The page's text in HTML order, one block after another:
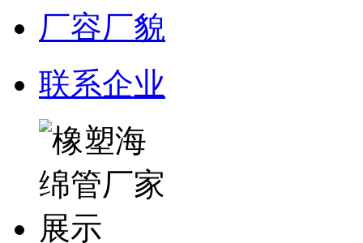
厂容厂貌
联系企业